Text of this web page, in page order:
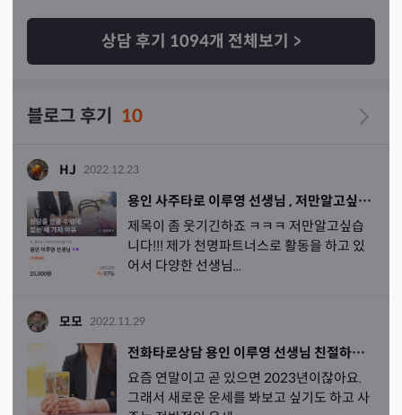
상담 후기 1094개 전체보기 >
블로그 후기 10
HJ 2022.12.23
용인 사주타로 이루영 선생님 , 저만알고싶은..!!
제목이 좀 웃기긴하죠 ㅋㅋㅋ 저만알고싶습
니다!!! 제가 천명파트너스로 활동을 하고 있
어서 다양한 선생님...
모모 2022.11.29
전화타로상담 용인 이루영 선생님 친절하고 꼼꼼해요
요즘 연말이고 곧 있으면 2023년이잖아요.
그래서 새로운 운세를 봐보고 싶기도 하고 사